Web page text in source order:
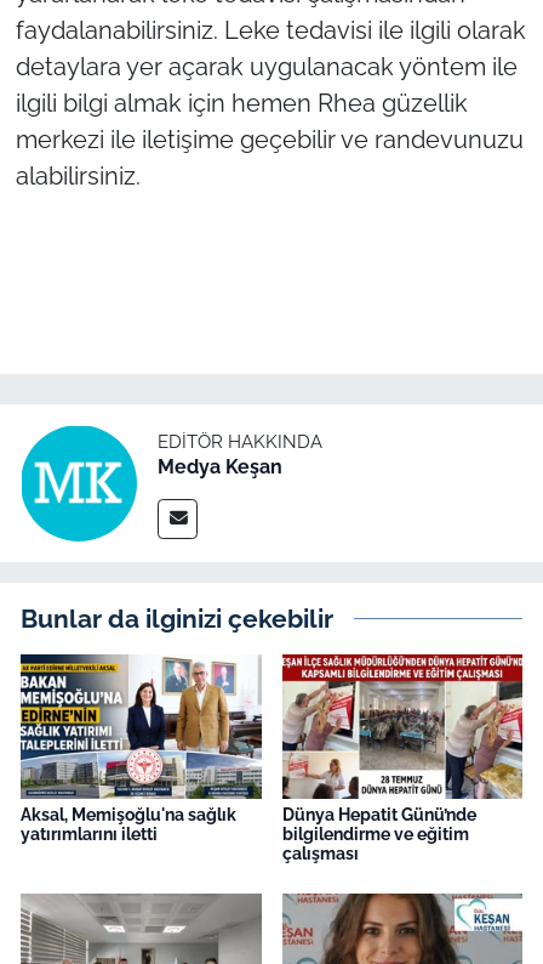
faydalanabilirsiniz. Leke tedavisi ile ilgili olarak
detaylara yer açarak uygulanacak yöntem ile
ilgili bilgi almak için hemen Rhea güzellik
merkezi ile iletişime geçebilir ve randevunuzu
alabilirsiniz.
EDITÖR HAKKINDA
Medya Keşan
Bunlar da ilginizi çekebilir
Aksal, Memişoğlu'na sağlık
yatırımlarını iletti
Dünya Hepatit Günü’nde
bilgilendirme ve eğitim
çalışması